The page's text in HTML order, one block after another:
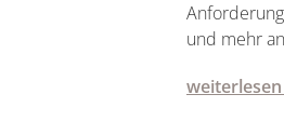
und mehr